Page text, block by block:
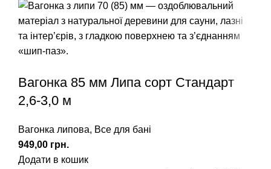
Вагонка 85 мм Липа сорт Стандарт
2,6-3,0 м
Вагонка липова, Все для бані
грн.
Додати в кошик